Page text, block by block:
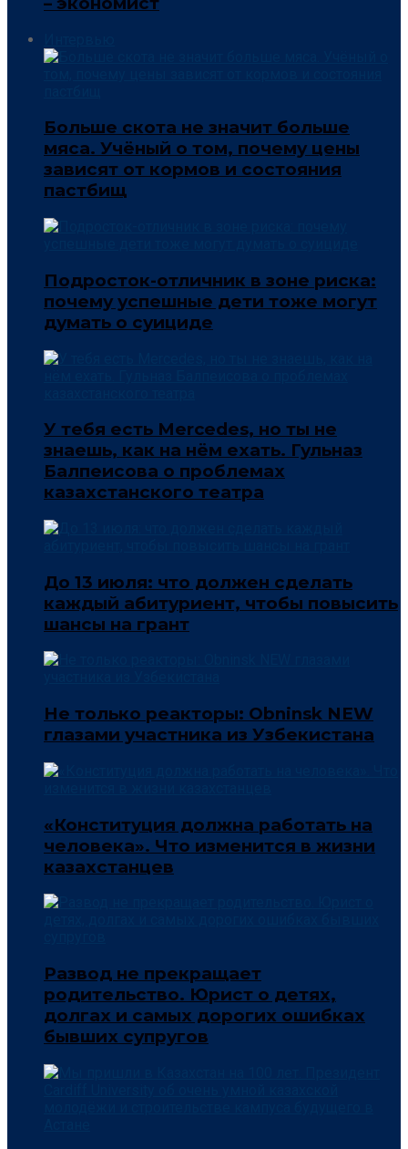
Больше скота не значит больше
мяса. Учёный о том, почему цены
зависят от кормов и состояния
пастбищ
Подросток-отличник в зоне риска:
почему успешные дети тоже могут
думать о суициде
У тебя есть Mercedes, но ты не
знаешь, как на нём ехать. Гульназ
Балпеисова о проблемах
казахстанского театра
До 13 июля: что должен сделать
каждый абитуриент, чтобы повысить
шансы на грант
Не только реакторы: Obninsk NEW
глазами участника из Узбекистана
«Конституция должна работать на
человека». Что изменится в жизни
казахстанцев
Развод не прекращает
родительство. Юрист о детях,
долгах и самых дорогих ошибках
бывших супругов